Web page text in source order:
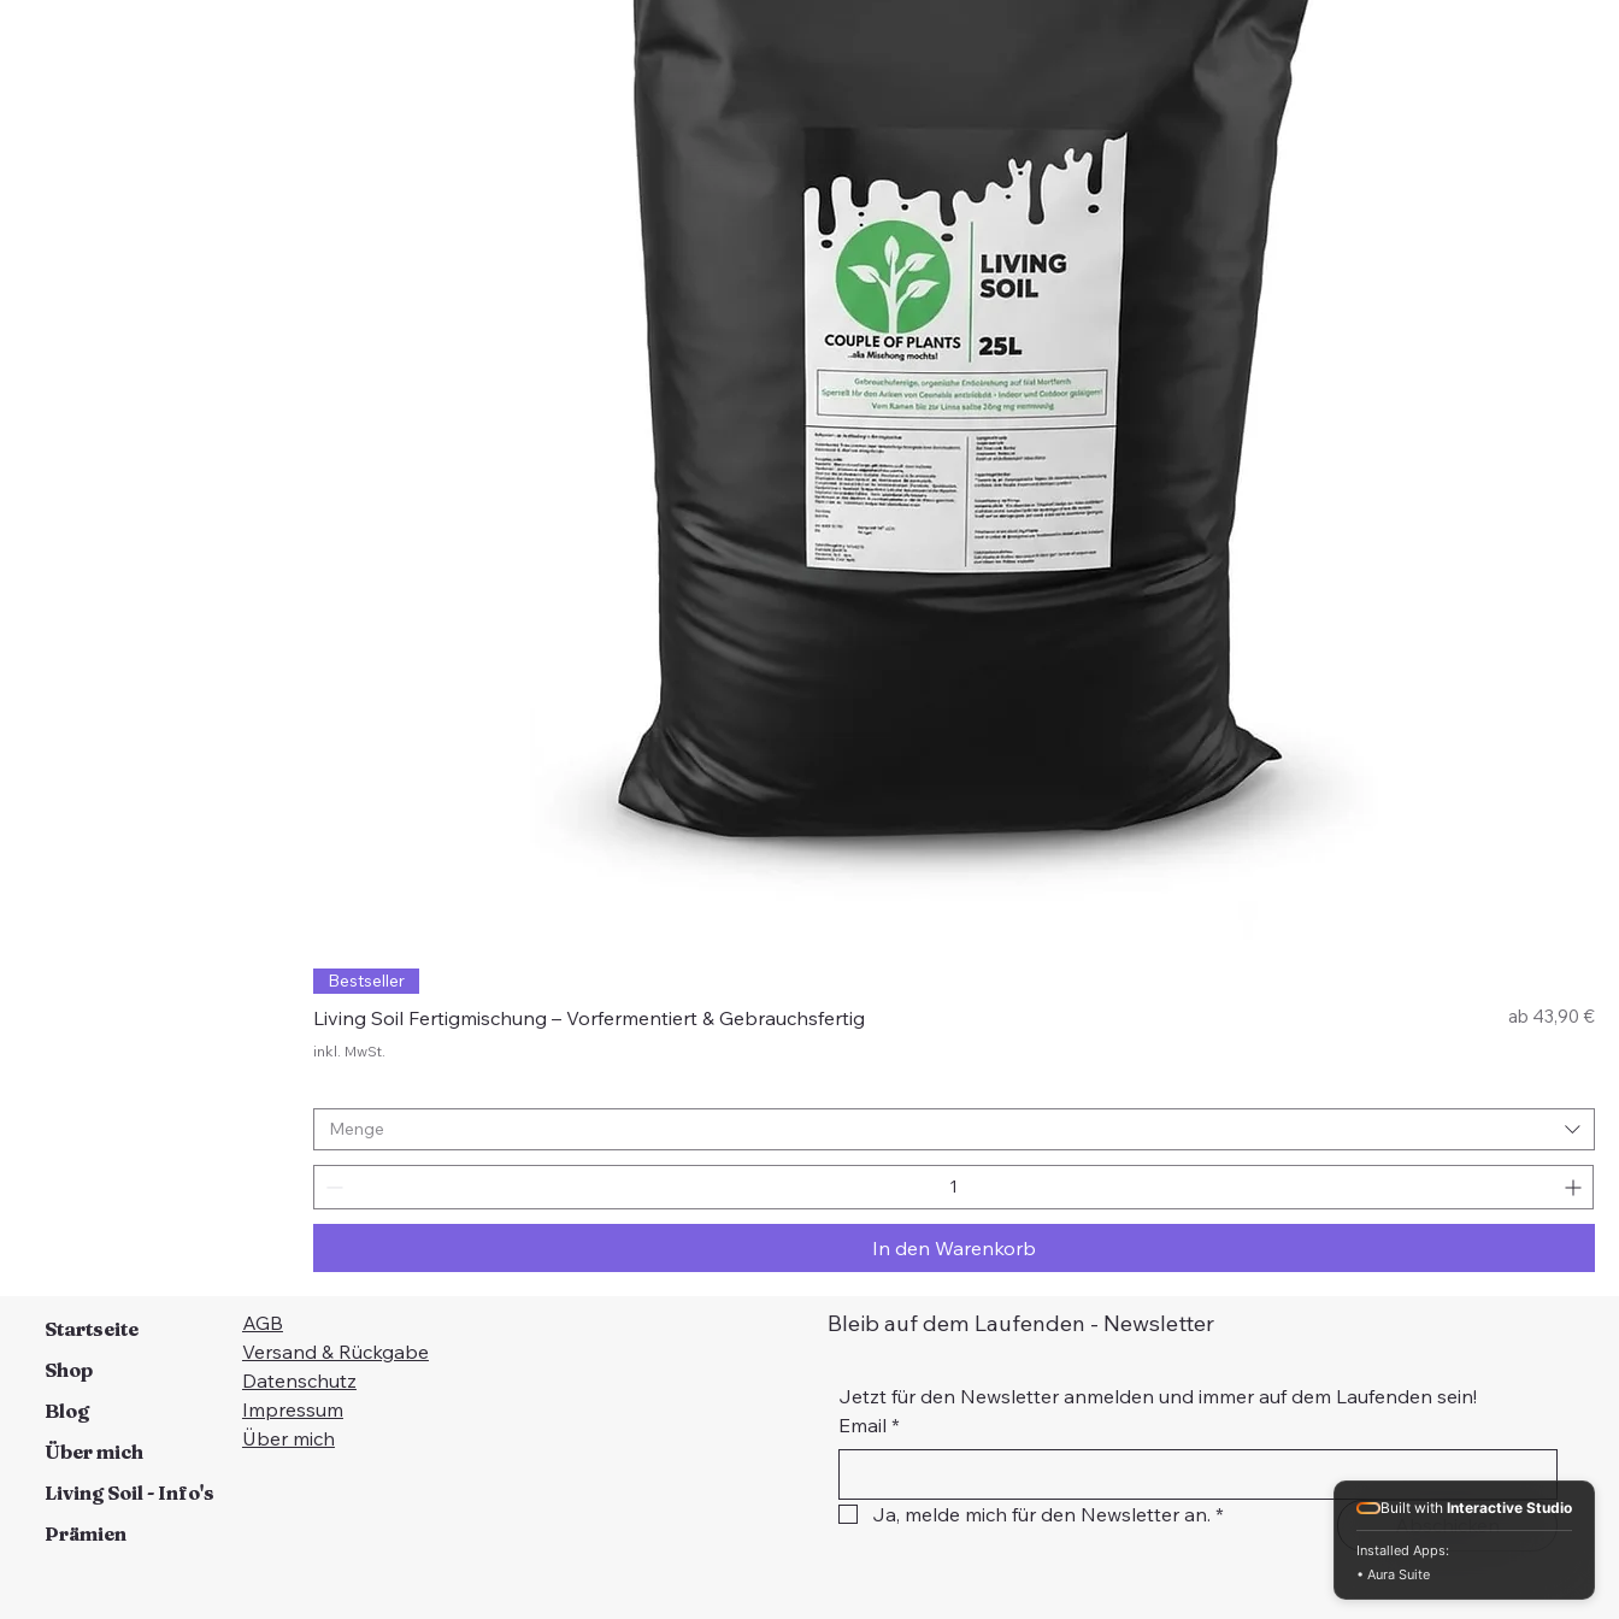
Bestseller
Living Soil Fertigmischung – Vorfermentiert & Gebrauchsfertig ab 43,90 €
Sale-Preis
inkl. MwSt.
Menge
In den Warenkorb
Startseite
Shop
Blog
Über mich
Living Soil - Info's
Prämien
AGB
Versand & Rückgabe
Datenschutz
Impressum
Über mich
Bleib auf dem Laufenden - Newsletter
Jetzt für den Newsletter anmelden und immer auf dem Laufenden sein!
Email *
Ja, melde mich für den Newsletter an. * Abschicken
Built with Interactive Studio
Installed Apps:
• Aura Suite